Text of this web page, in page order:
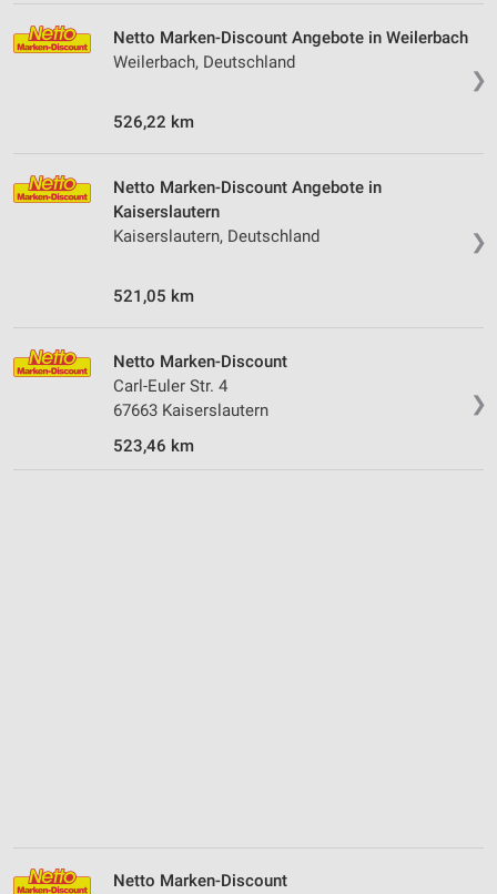
❯
Netto Marken-Discount Angebote in Weilerbach
Weilerbach, Deutschland
526,22 km
❯
Netto Marken-Discount Angebote in
Kaiserslautern
Kaiserslautern, Deutschland
521,05 km
❯
Netto Marken-Discount
Carl-Euler Str. 4
67663 Kaiserslautern
523,46 km
Netto Marken-Discount
Performance